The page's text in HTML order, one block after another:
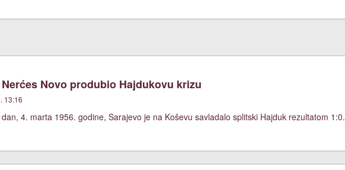
Novo produbio Hajdukovu krizu
13:16
4. marta 1956. godine, Sarajevo je na Koševu savladalo splitski Hajduk rezultatom 1:0.